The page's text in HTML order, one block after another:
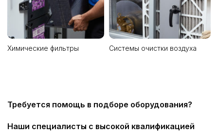
Химические фильтры Системы очистки воздуха
Требуется помощь в подборе оборудования?
Наши специалисты с высокой квалификацией